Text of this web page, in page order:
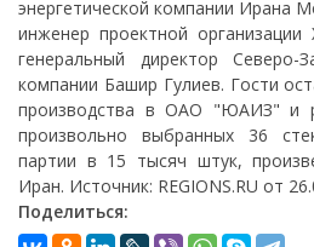
энергетической компании Ирана
инженер проектной
генеральный директор Северо-
компании Башир Гулиев. Гости
производства в ОАО "ЮАИЗ" и
произвольно выбранных 36
партии в 15 тысяч штук,
Иран. Источник: REGIONS.RU от
Поделиться: